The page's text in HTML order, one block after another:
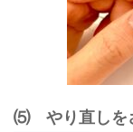
⑸ やり直しを